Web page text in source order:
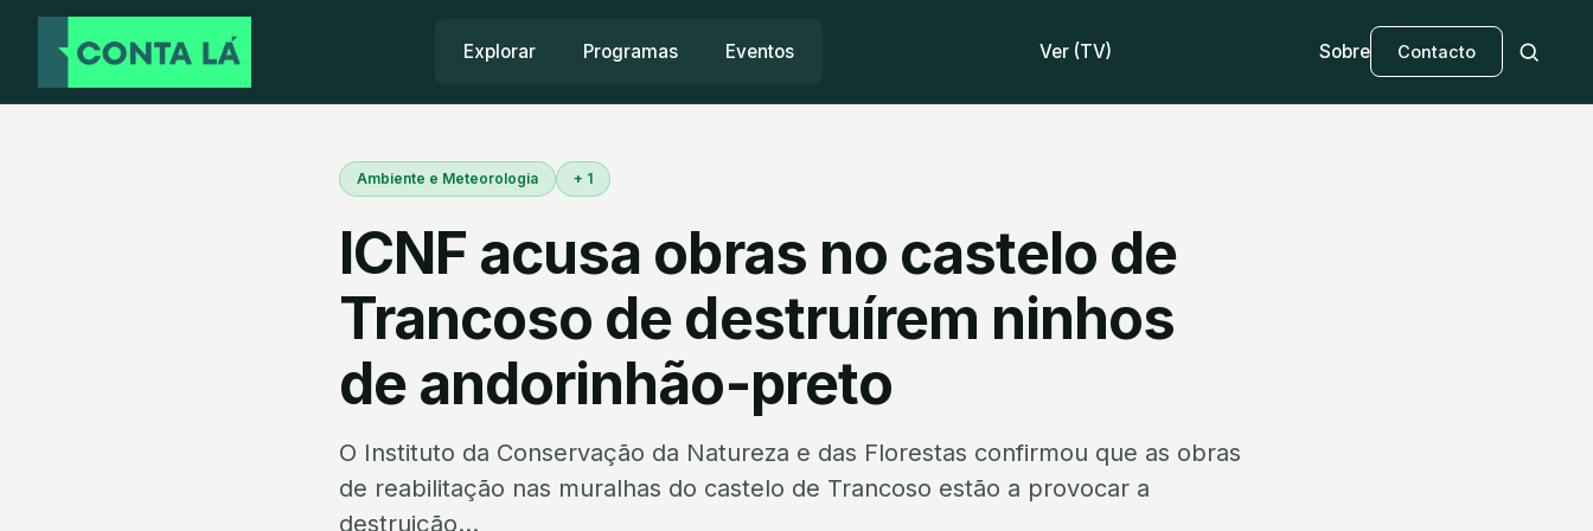
Explorar Programas Eventos Ver (TV) Sobre Contacto
Ambiente e Meteorologia + 1
ICNF acusa obras no castelo de
Trancoso de destruírem ninhos
de andorinhão-preto
O Instituto da Conservação da Natureza e das Florestas confirmou que as obras
de reabilitação nas muralhas do castelo de Trancoso estão a provocar a
destruição...